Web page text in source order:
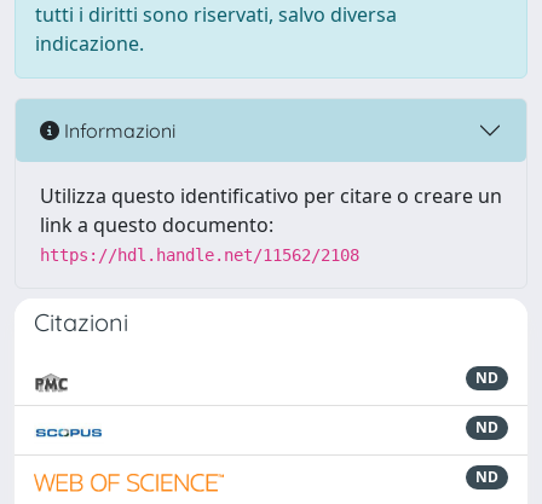
tutti i diritti sono riservati, salvo diversa
indicazione.
Informazioni
Utilizza questo identificativo per citare o creare un
link a questo documento:
https://hdl.handle.net/11562/2108
Citazioni
ND
ND
ND